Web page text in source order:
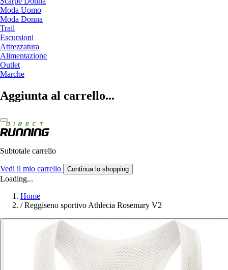
Moda Uomo
Moda Donna
Trail
Escursioni
Attrezzatura
Alimentazione
Outlet
Marche
Aggiunta al carrello...
Subtotale carrello
Vedi il mio carrello Continua lo shopping
Loading...
Home
/ Reggiseno sportivo Athlecia Rosemary V2